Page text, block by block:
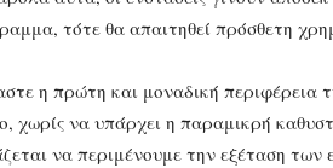
τότε θα απαιτηθεί πρόσθετη
η πρώτη και μοναδική
χωρίς να υπάρχει η παραμικρή
να περιμένουμε την εξέταση